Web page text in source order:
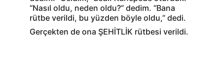
“Nasıl oldu, neden oldu?” dedim. “Bana
rütbe verildi, bu yüzden böyle oldu,” dedi.
Gerçekten de ona ŞEHİTLİK rütbesi verildi.